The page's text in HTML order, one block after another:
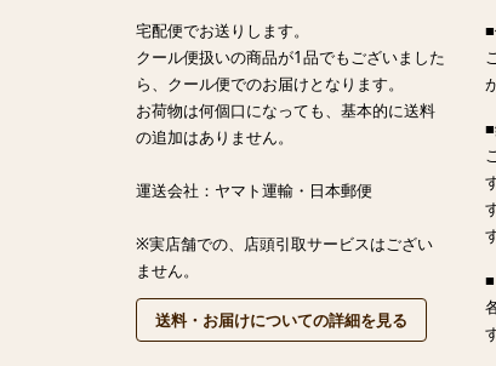
宅配便でお送りします。
クール便扱いの商品が1品でもございました
ら、クール便でのお届けとなります。
お荷物は何個口になっても、基本的に送料
の追加はありません。
運送会社：ヤマト運輸・日本郵便
※実店舗での、店頭引取サービスはござい
ません。
送料・お届けについての詳細を見る